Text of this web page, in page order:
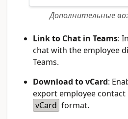
Дополнительные
Link to Chat in Teams:
chat with the employee
Teams.
Download to vCard:
export employee
vCard format.